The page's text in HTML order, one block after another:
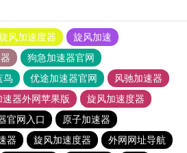
风加速度器
旋风加速
狗急加速器官网
鸟 优途加速器官网
风驰加速器
器外网苹果版
旋风加速度器
官网入口
原子加速器
器 旋风加速度器
外网网址导航